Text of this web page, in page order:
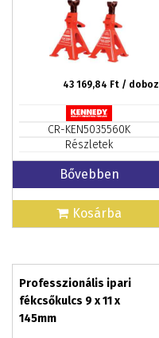
43 169,84 Ft / doboz
CR-KEN5035560K
Részletek
Bővebben
Kosárba
Professzionális ipari
fékcsőkulcs 9 x 11 x
145mm